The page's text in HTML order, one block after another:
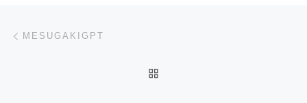
文章导航
MESUGAKIGPT